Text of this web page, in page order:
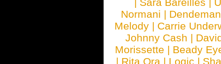
Normani |
Melody | Carrie
Johnny Cash |
Morissette | Beady
| Rita Ora | Logic |